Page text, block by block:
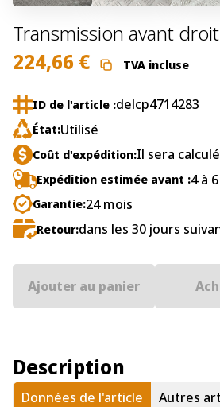
Transmission avant
224,66 € TVA incluse
ID de l'article :delcp4714283
État:Utilisé
Coût d'expédition:Il sera
Expédition estimée avant :4 à
Garantie:24 mois
Retour:dans les 30 jours
Ajouter au panier
Description
Données de l'article Autres